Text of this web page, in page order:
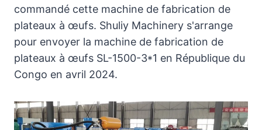
commandé cette machine de fabrication de
plateaux à œufs. Shuliy Machinery s'arrange
pour envoyer la machine de fabrication de
plateaux à œufs SL-1500-3*1 en République du
Congo en avril 2024.